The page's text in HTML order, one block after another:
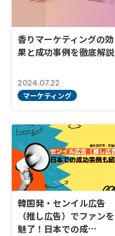
香りマーケティングの効
果と成功事例を徹底解説
2024.07.22
マーケティング
韓国発・センイル広告
（推し広告）でファンを
魅了！日本での成…